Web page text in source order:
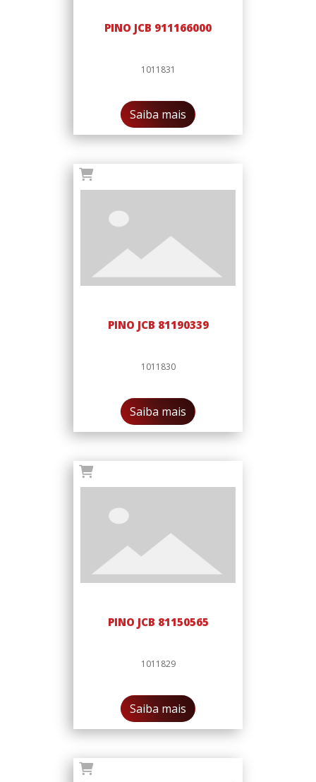
PINO JCB 911166000
1011831
Saiba mais
PINO JCB 81190339
1011830
Saiba mais
PINO JCB 81150565
1011829
Saiba mais